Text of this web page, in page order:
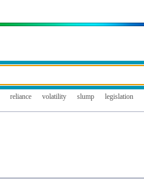
reliance volatility slump legislation